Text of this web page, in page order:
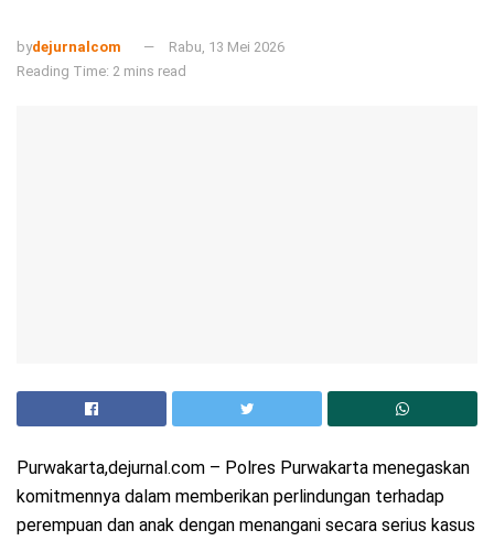
bydejurnalcom
Rabu, 13 Mei 2026
Reading Time: 2 mins read
Purwakarta,dejurnal.com – Polres Purwakarta menegaskan
komitmennya dalam memberikan perlindungan terhadap
perempuan dan anak dengan menangani secara serius kasus